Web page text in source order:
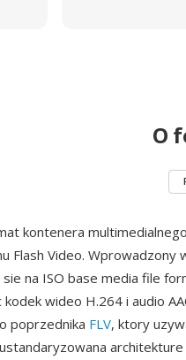
O
kontenera
Flash Video. Wprowadzony
sie na ISO base media file
kodek wideo H.264 i audio
poprzednika FLV, ktory